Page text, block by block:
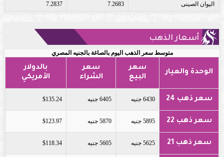
اليوان الصينى 7.2683
7.2837
أسعار الذهب
متوسط سعر الذهب اليوم بالصاغة بالجنيه المصري
الوحدة والعيار
سعر
البيع
سعر
الشراء
بالدولار
الأمريكي
سعر ذهب 24 6430 جنيه 6405 جنيه $135.24
سعر ذهب 22 5895 جنيه 5870 جنيه $123.97
سعر ذهب 21 5625 جنيه 5605 جنيه $118.34